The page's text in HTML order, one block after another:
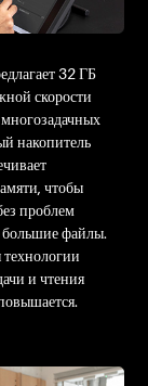
32 ГБ
скорости
накопитель
чтобы
проблем
большие файлы.
технологии
и чтения